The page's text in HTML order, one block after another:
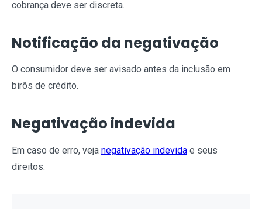
cobrança deve ser discreta.
Notificação da negativação
O consumidor deve ser avisado antes da inclusão em
birôs de crédito.
Negativação indevida
Em caso de erro, veja negativação indevida e seus
direitos.